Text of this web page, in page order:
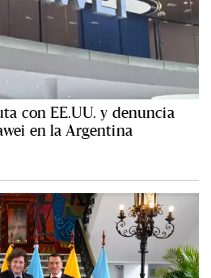
con EE.UU. y denuncia
en la Argentina